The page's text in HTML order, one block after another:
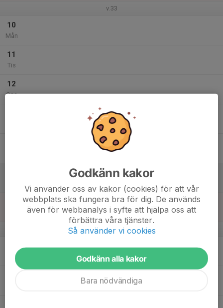
v.33
10
Mån
11
Tis
12
Ons
v.34
Mån
Godkänn kakor
Vi använder oss av kakor (cookies) för att vår
webbplats ska fungera bra för dig. De används
även för webbanalys i syfte att hjälpa oss att
förbättra våra tjänster.
Så använder vi cookies
Godkänn alla kakor
Bara nödvändiga